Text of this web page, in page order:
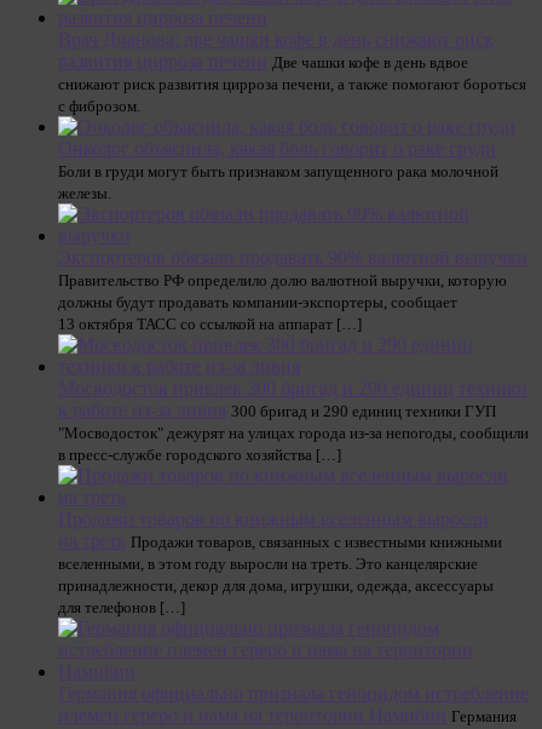
Врач Дианова: две чашки кофе в день снижают риск
развития цирроза печени Две чашки кофе в день вдвое
снижают риск развития цирроза печени, а также помогают бороться
с фиброзом.
Онколог объяснила, какая боль говорит о раке груди
Боли в груди могут быть признаком запущенного рака молочной
железы.
Экспортеров обязали продавать 90% валютной выручки
Правительство РФ определило долю валютной выручки, которую
должны будут продавать компании-экспортеры, сообщает
13 октября ТАСС со ссылкой на аппарат […]
Мосводосток привлек 300 бригад и 290 единиц техники
к работе из-за ливня 300 бригад и 290 единиц техники ГУП
"Мосводосток" дежурят на улицах города из-за непогоды, сообщили
в пресс-службе городского хозяйства […]
Продажи товаров по книжным вселенным выросли
на треть Продажи товаров, связанных с известными книжными
вселенными, в этом году выросли на треть. Это канцелярские
принадлежности, декор для дома, игрушки, одежда, аксессуары
для телефонов […]
Германия официально признала геноцидом истребление
племен гереро и нама на территории Намибии Германия